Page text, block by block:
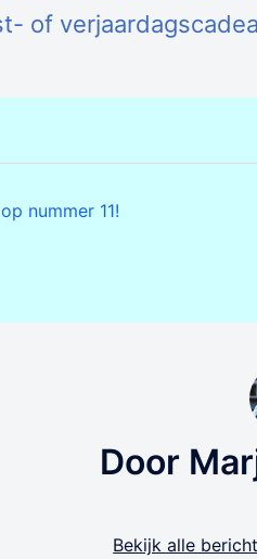
of
nummer 11!
Door
Bekijk alle